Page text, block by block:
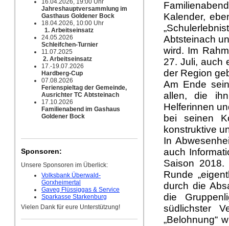
16.04.2026, 19:00 Uhr
Jahreshauptversammlung im
Gasthaus Goldener Bock
18.04.2026, 10:00 Uhr
1. Arbeitseinsatz
24.05.2026
Schleifchen-Turnier
11.07.2025
2. Arbeitseinsatz
17.-19.07.2026
Hardberg-Cup
07.08.2026
Ferienspieltag der Gemeinde,
Ausrichter TC Abtsteinach
17.10.2026
Familienabend im Gashaus
Goldener Bock
Sponsoren:
Unsere Sponsoren im Überlick:
Volksbank Überwald-
Gorxheimertal
Gaveg Flüssiggas & Service
Sparkasse Starkenburg
Vielen Dank für eure Unterstützung!
Kalender,
Abtsteinach
wird. Im
27. Juli, auch
der Region
Am Ende
allen, die
Helferinnen
bei seinen
konstruktive
In
auch
Saison
Runde
durch die
die
südlichster
„Belohnung“